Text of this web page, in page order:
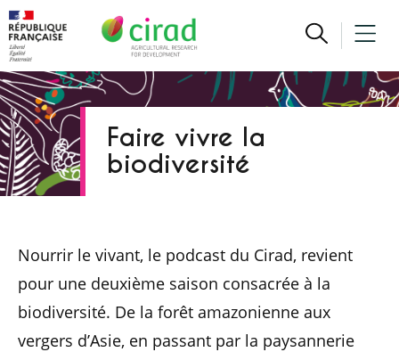
Faire vivre la
biodiversité
Nourrir le vivant, le podcast du Cirad, revient
pour une deuxième saison consacrée à la
biodiversité. De la forêt amazonienne aux
vergers d’Asie, en passant par la paysannerie